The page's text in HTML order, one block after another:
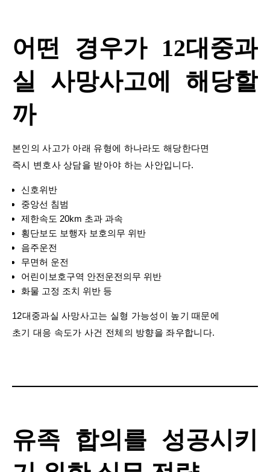
어떤 경우가 12대중과
실 사망사고에 해당할
까
본인의 사고가 아래 유형에 하나라도 해당한다면
즉시 변호사 상담을 받아야 하는 사안입니다.
신호위반
중앙선 침범
제한속도 20km 초과 과속
횡단보도 보행자 보호의무 위반
음주운전
무면허 운전
어린이보호구역 안전운전의무 위반
화물 고정 조치 위반 등
12대중과실 사망사고는 실형 가능성이 높기 때문에
초기 대응 속도가 사건 전체의 방향을 좌우합니다.
유족 합의를 성공시키